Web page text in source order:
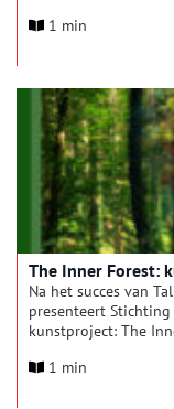
1 min
The Inner Forest:
Na het succes van
presenteert
kunstproject: The
in het Westerpark
1 min